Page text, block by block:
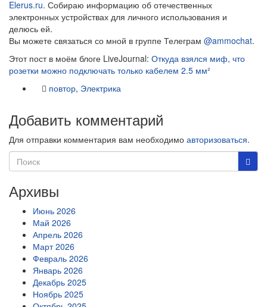
Elerus.ru. Собираю информацию об отечественных
электронных устройствах для личного использования и
делюсь ей.
Вы можете связаться со мной в группе Телеграм @ammochat.
Этот пост в моём блоге LiveJournal: Откуда взялся миф, что
розетки можно подключать только кабелем 2.5 мм²
повтор, Электрика
Добавить комментарий
Для отправки комментария вам необходимо авторизоваться.
Архивы
Июнь 2026
Май 2026
Апрель 2026
Март 2026
Февраль 2026
Январь 2026
Декабрь 2025
Ноябрь 2025